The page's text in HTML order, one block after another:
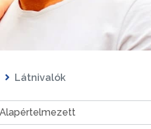
Látnivalók